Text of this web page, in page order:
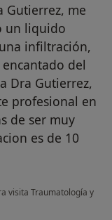
Gutierrez, me
un liquido
infiltración,
del
Dra Gutierrez,
profesional en
de ser muy
es de 10
visita Traumatología y